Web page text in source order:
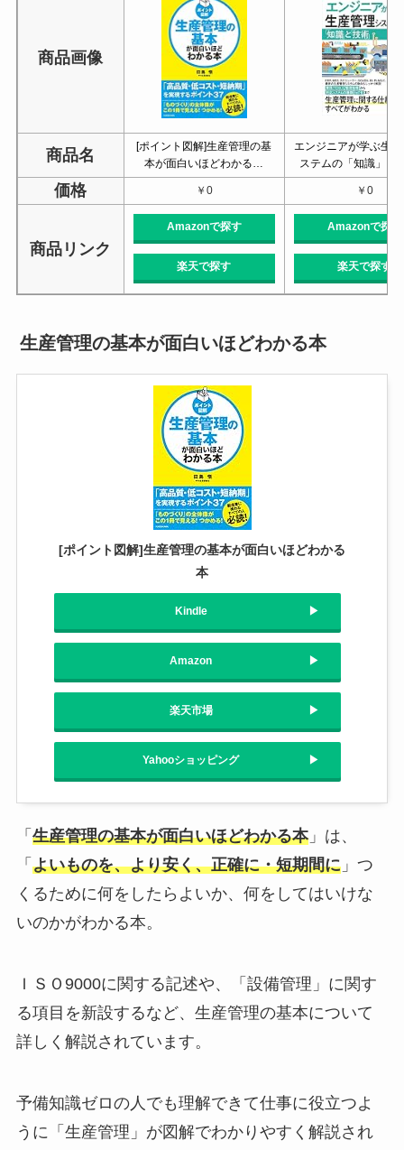
商品画像
商品名
[ポイント図解]生産管理の基
本が面白いほどわかる…
エンジニアが学ぶ生
ステムの「知識」と
価格 ￥0 ￥0
商品リンク
Amazonで探す
楽天で探す
Amazonで探す
楽天で探す
生産管理の基本が面白いほどわかる本
[ポイント図解]生産管理の基本が面白いほどわかる
本
Kindle
Amazon
楽天市場
Yahooショッピング
「 生産管理の基本が面白いほどわかる本」は、
「 よいものを、より安く、正確に・短期間に」つ
くるために何をしたらよいか、何をしてはいけな
いのかがわかる本。
ＩＳＯ9000に関する記述や、「設備管理」に関す
る項目を新設するなど、生産管理の基本について
詳しく解説されています。
予備知識ゼロの人でも理解できて仕事に役立つよ
うに「生産管理」が図解でわかりやすく解説され